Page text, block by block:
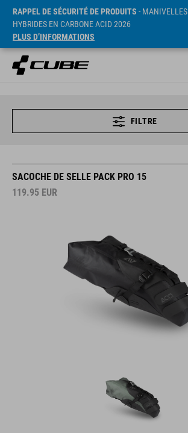
RAPPEL DE SÉCURITÉ DE PRODUITS - MANIVELLES
HYBRIDES EN CARBONE ACID 2026
PLUS D’INFORMATIONS
FILTRE
SACOCHE DE SELLE PACK PRO 15
119.95 EUR